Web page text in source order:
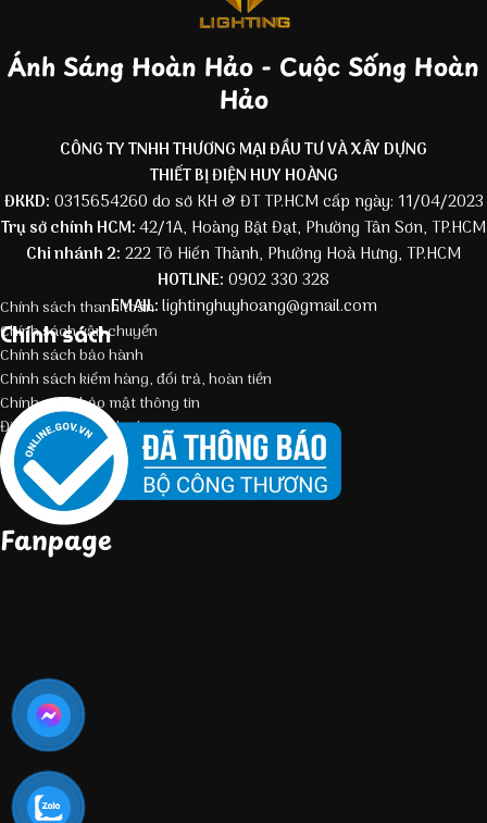
Ánh Sáng Hoàn Hảo - Cuộc Sống Hoàn
Hảo
CÔNG TY TNHH THƯƠNG MẠI ĐẦU TƯ VÀ XÂY DỰNG
THIẾT BỊ ĐIỆN HUY HOÀNG
ĐKKD: 0315654260 do sở KH & ĐT TP.HCM cấp ngày: 11/04/2023
Trụ sở chính HCM:42/1A, Hoàng Bật Đạt, Phường Tân Sơn, TP.HCM
Chi nhánh 2: 222 Tô Hiến Thành, Phường Hoà Hưng, TP.HCM
HOTLINE: 0902 330 328
EMAIL:lightinghuyhoang@gmail.com
Chính sách
Chính sách thanh toán
Chính sách vận chuyển
Chính sách bảo hành
Chính sách kiểm hàng, đổi trả, hoàn tiền
Chính sách bảo mật thông tin
Điều kiện giao dịch chung
Fanpage